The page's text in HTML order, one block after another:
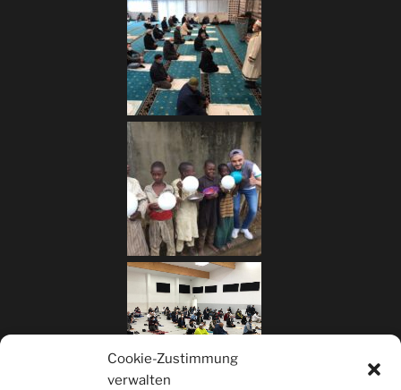
Cookie-Zustimmung
verwalten